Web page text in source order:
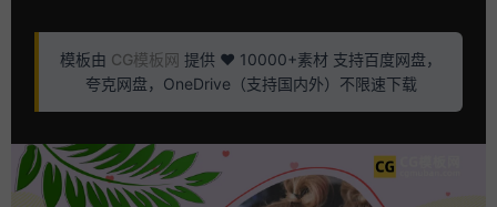
模板由 CG模板网 提供 ❤️ 10000+素材 支持百度网盘，
夸克网盘，OneDrive（支持国内外）不限速下载